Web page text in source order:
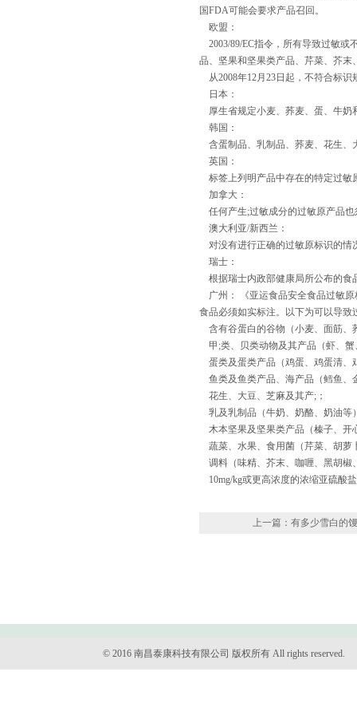
国FDA可能会要求产品召回。
欧盟：
2003/89/EC指令，所有导致过敏或
品、坚果和坚果类产品、芹菜、芥末
从2008年12月23日起，不符合标
日本：
厚生省规定小麦、荞麦、蛋、牛奶
韩国：
含蛋制品、乳制品、荞麦、花生、
英国：
标签上列明产品中存在的特定过敏
加拿大：
任何产生;过敏成分的过敏原产品
澳大利亚/新西兰：
对没有进行正确的过敏原标识的情
瑞士：
根据瑞士内政部健康局所公布的食
广州： 《亚运食品安全食品过敏原
食品必须如实标注。以下为可以导致
含有谷蛋白的谷物（小麦、面筋、
甲;类、贝类动物及其产品（虾、
蛋类及蛋类产品（鸡蛋、鸡蛋清、
鱼类及鱼类产品、海产品（鳕鱼、
花生、大豆、芝麻及其产;；
乳及乳制品（牛奶、奶酪、奶油等
木本坚果及坚果类产品（榛子、开
蔬菜、水果、食用菌（芹菜、胡萝
调料（味精、芥末、咖喱、黑胡椒
10mg/kg或更高浓度的浓缩亚硫酸
上一篇：有多少雪白的
© 2016 南昌泰康科技有限公司 版权所有 All rights reserved.